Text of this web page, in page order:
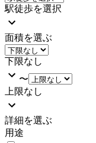
駅徒歩を選択
面積を選ぶ
下限なし
〜
上限なし
詳細を選ぶ
用途